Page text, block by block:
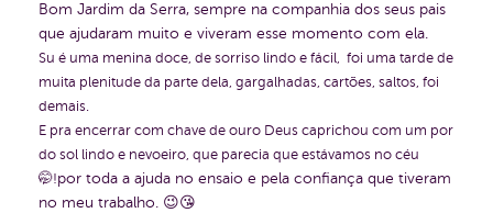
Bom Jardim da Serra, sempre na companhia dos seus pais
que ajudaram muito e viveram esse momento com ela.
Su é uma menina doce, de sorriso lindo e fácil, foi uma tarde de
muita plenitude da parte dela, gargalhadas, cartões, saltos, foi
demais.
E pra encerrar com chave de ouro Deus caprichou com um por
do sol lindo e nevoeiro, que parecia que estávamos no céu
🤭!por toda a ajuda no ensaio e pela confiança que tiveram
no meu trabalho. 😉😘